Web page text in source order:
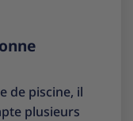
de piscine, il
plusieurs